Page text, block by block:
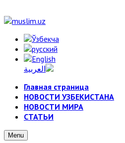
Главная страница
НОВОСТИ УЗБЕКИСТАНА
НОВОСТИ МИРА
СТАТЬИ
Menu